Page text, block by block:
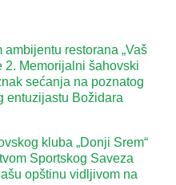
restorana „Vaš
2. Memorijalni šahovski
sećanja na poznatog
entuzijastu Božidara
kluba „Donji Srem“
Sportskog Saveza
opštinu vidljivom na